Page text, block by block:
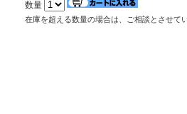
数量
在庫を超える数量の場合は、ご相談とさせて